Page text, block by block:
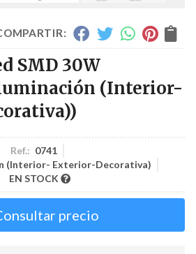
SMD 30W
(Interior-
Ref.: 0741
(Interior- Exterior-Decorativa)
EN STOCK
precio